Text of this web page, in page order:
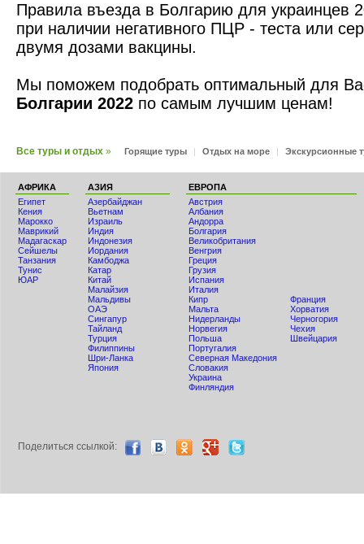
Правила въезда в Болгарию для украинцев
при наличии негативного ПЦР - теста или
двумя дозами вакцины.
Мы поможем подобрать оптимальный для
Болгарии 2022 по самым лучшим ценам!
Все туры и отдых » Горящие туры Отдых на море Экскурсионные
АФРИКА
Египет
Кения
Мaрокко
Маврикий
Мадагаскар
Сейшелы
Танзания
Тунис
ЮАР
АЗИЯ
Азербайджан
Вьетнам
Израиль
Индия
Индонезия
Иордания
Камбоджа
Катар
Китай
Малайзия
Мальдивы
ОАЭ
Сингапур
Тайланд
Турция
Филиппины
Шри-Ланка
Япония
ЕВРОПА
Австрия
Албания
Андорра
Болгария
Великобритания
Венгрия
Греция
Грузия
Испания
Италия
Кипр
Мальта
Нидерланды
Норвегия
Польша
Португалия
Северная Македония
Словакия
Украина
Финляндия
Франция
Хорватия
Черногория
Чехия
Швейцария
Поделиться ccылкой: